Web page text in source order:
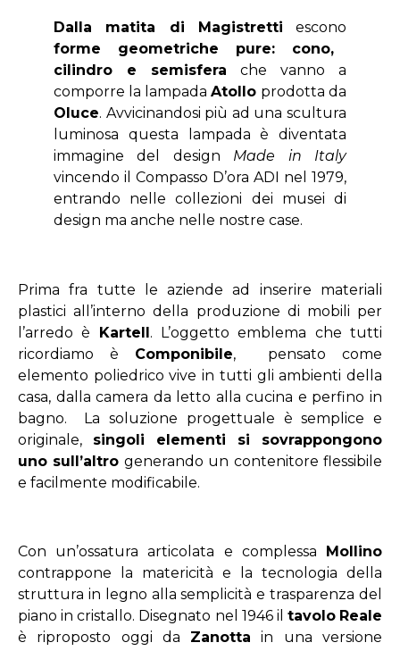
Dalla matita di Magistretti escono
forme geometriche pure: cono,
cilindro e semisfera che vanno a
comporre la lampada Atollo prodotta da
Oluce. Avvicinandosi più ad una scultura
luminosa questa lampada è diventata
immagine del design Made in
Italy
vincendo il Compasso D’ora ADI nel 1979,
entrando nelle collezioni dei musei di
design ma anche nelle nostre case.
Prima fra tutte le aziende ad inserire materiali
plastici all’interno della produzione di mobili per
l’arredo è Kartell. L’oggetto emblema che tutti
ricordiamo è Componibile, pensato come
elemento poliedrico vive in tutti gli ambienti della
casa, dalla camera da letto alla cucina e perfino in
bagno. La soluzione progettuale è semplice e
originale, singoli elementi si sovrappongono
uno sull’altro generando un contenitore flessibile
e facilmente modificabile.
Con un’ossatura articolata e complessa Mollino
contrappone la matericità e la tecnologia della
struttura in legno alla semplicità e trasparenza del
piano in cristallo. Disegnato nel 1946 il tavolo Reale
è riproposto oggi da Zanotta in una versione